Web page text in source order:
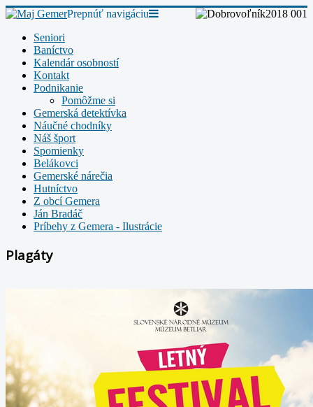
Prepnúť navigáciu
Seniori
Baníctvo
Kalendár osobností
Kontakt
Podnikanie
Pomôžme si
Gemerská detektívka
Náučné chodníky
Náš šport
Spomienky
Belákovci
Gemerské nárečia
Hutníctvo
Z obcí Gemera
Ján Bradáč
Príbehy z Gemera - Ilustrácie
Plagáty